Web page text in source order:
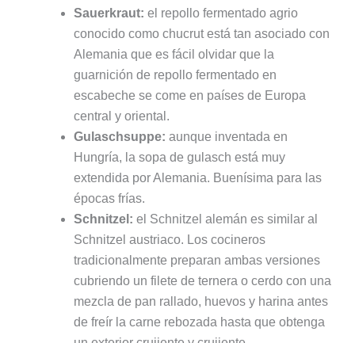
Sauerkraut: el repollo fermentado agrio
conocido como chucrut está tan asociado con
Alemania que es fácil olvidar que la
guarnición de repollo fermentado en
escabeche se come en países de Europa
central y oriental.
Gulaschsuppe: aunque inventada en
Hungría, la sopa de gulasch está muy
extendida por Alemania. Buenísima para las
épocas frías.
Schnitzel: el Schnitzel alemán es similar al
Schnitzel austriaco. Los cocineros
tradicionalmente preparan ambas versiones
cubriendo un filete de ternera o cerdo con una
mezcla de pan rallado, huevos y harina antes
de freír la carne rebozada hasta que obtenga